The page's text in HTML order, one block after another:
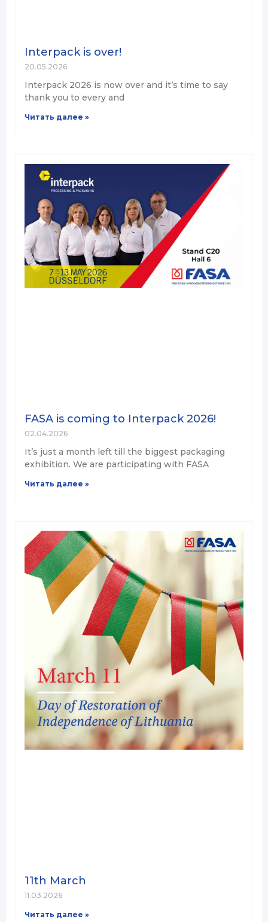
Interpack is over!
20.05.2026
Interpack 2026 is now over and it’s time to say
thank you to every and
Читать далее »
FASA is coming to Interpack 2026!
02.04.2026
It’s just a month left till the biggest packaging
exhibition. We are participating with FASA
Читать далее »
11th March
11.03.2026
Читать далее »